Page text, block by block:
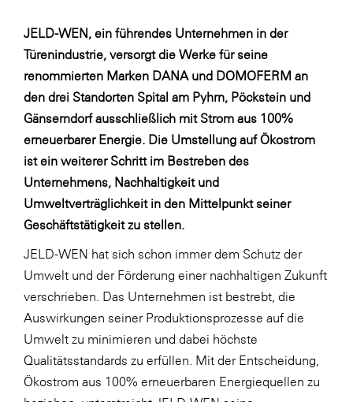
SERVICE&MORE
SKINUANCE®
Sony DADC
SPIEGLTEC
Trend Micro
TAG GmbH
VALETTA
Verband Druck Medien Österreich
Wirtschaftskammer Salzburg
WKS Fachgruppe Fahrzeughandel und
Fahrzeugtechnik
WKS Fachgruppe Finanzdienstleister
JELD-WEN, ein führendes Unternehmen in der
Türenindustrie, versorgt die Werke für seine
renommierten Marken DANA und DOMOFERM an
den drei Standorten Spital am Pyhrn, Pöckstein und
Gänserndorf ausschließlich mit Strom aus 100%
erneuerbarer Energie. Die Umstellung auf Ökostrom
ist ein weiterer Schritt im Bestreben des
Unternehmens, Nachhaltigkeit und
Umweltverträglichkeit in den Mittelpunkt seiner
Geschäftstätigkeit zu stellen.
JELD-WEN hat sich schon immer dem Schutz der
Umwelt und der Förderung einer nachhaltigen Zukunft
verschrieben. Das Unternehmen ist bestrebt, die
Auswirkungen seiner Produktionsprozesse auf die
Umwelt zu minimieren und dabei höchste
Qualitätsstandards zu erfüllen. Mit der Entscheidung,
Ökostrom aus 100% erneuerbaren Energiequellen zu